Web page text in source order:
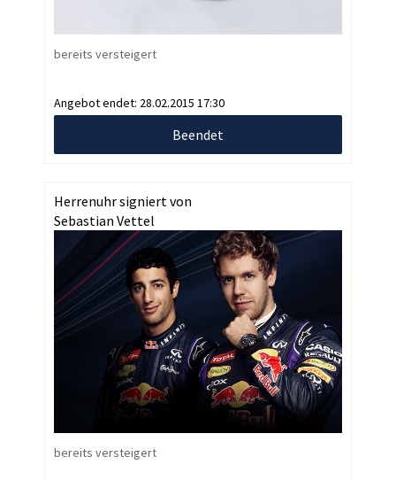
bereits versteigert
Angebot endet: 28.02.2015 17:30
Beendet
Herrenuhr signiert von
Sebastian Vettel
bereits versteigert